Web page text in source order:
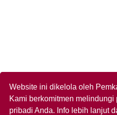
Website ini dikelola oleh
Kami berkomitmen melindungi
pribadi Anda. Info lebih lanjut